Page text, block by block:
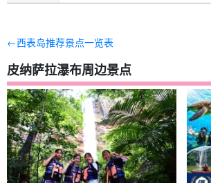
←西表岛推荐景点一览表
皮纳萨拉瀑布周边景点